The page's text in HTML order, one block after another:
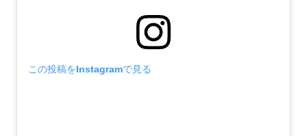
この投稿をInstagramで見る